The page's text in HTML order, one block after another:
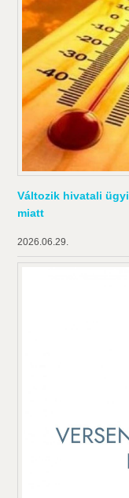
Változik hivatali
miatt
2026.06.29.